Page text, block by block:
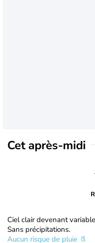
Cet après-midi
Ciel clair devenant
Sans précipitations.
Aucun risque de pluie